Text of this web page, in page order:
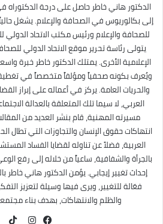
الدكتور هاني خاطر حاصل على درجة الدكتوراه
إلى بكالوريوس في الصحافة والإعلام. يشغل
للصحافة والإعلام ورئيس مكتب الاتحاد الدولي
يتولى رئاسة تحرير موقع الاتحاد الدولي
الإعلامية الأخرى. يمتلك الدكتور خاطر خبرة
ويُعرف بكونه صحفياً ومؤلفاً متخصصاً في تغطية
والحريات العامة. يركز في أعماله على إبراز
العربي، لا سيما تلك المتعلقة بالعدالة
مسيرته المهنية، قام بنشر العديد من
انتهاكات حقوق الإنسان والتجاوزات التي تطال
العربية، فضلاً عن تناوله لقضايا الفساد
بالجرأة والشفافية، ساعياً من خلاله إلى رفع
إحداث تغيير إيجابي. يؤمن الدكتور هاني خاطر
فعّالة للتغيير، ويرى فيها وسيلة لتعزيز
والظلم والانتهاكات، بهدف بناء